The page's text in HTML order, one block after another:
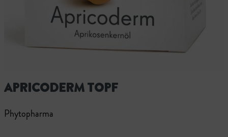
APRICODERM TOPF
Phytopharma